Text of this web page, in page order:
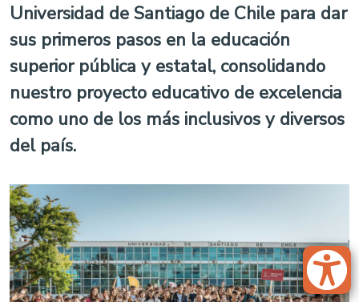
Universidad de Santiago de Chile para dar
sus primeros pasos en la educación
superior pública y estatal, consolidando
nuestro proyecto educativo de excelencia
como uno de los más inclusivos y diversos
del país.